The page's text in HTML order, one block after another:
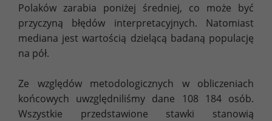
Polaków zarabia poniżej średniej, co może być
przyczyną błędów interpretacyjnych. Natomiast
mediana jest wartością dzielącą badaną populację
na pół.
Ze względów metodologicznych w obliczeniach
końcowych uwzględniliśmy dane 108 184 osób.
Wszystkie przedstawione stawki stanowią